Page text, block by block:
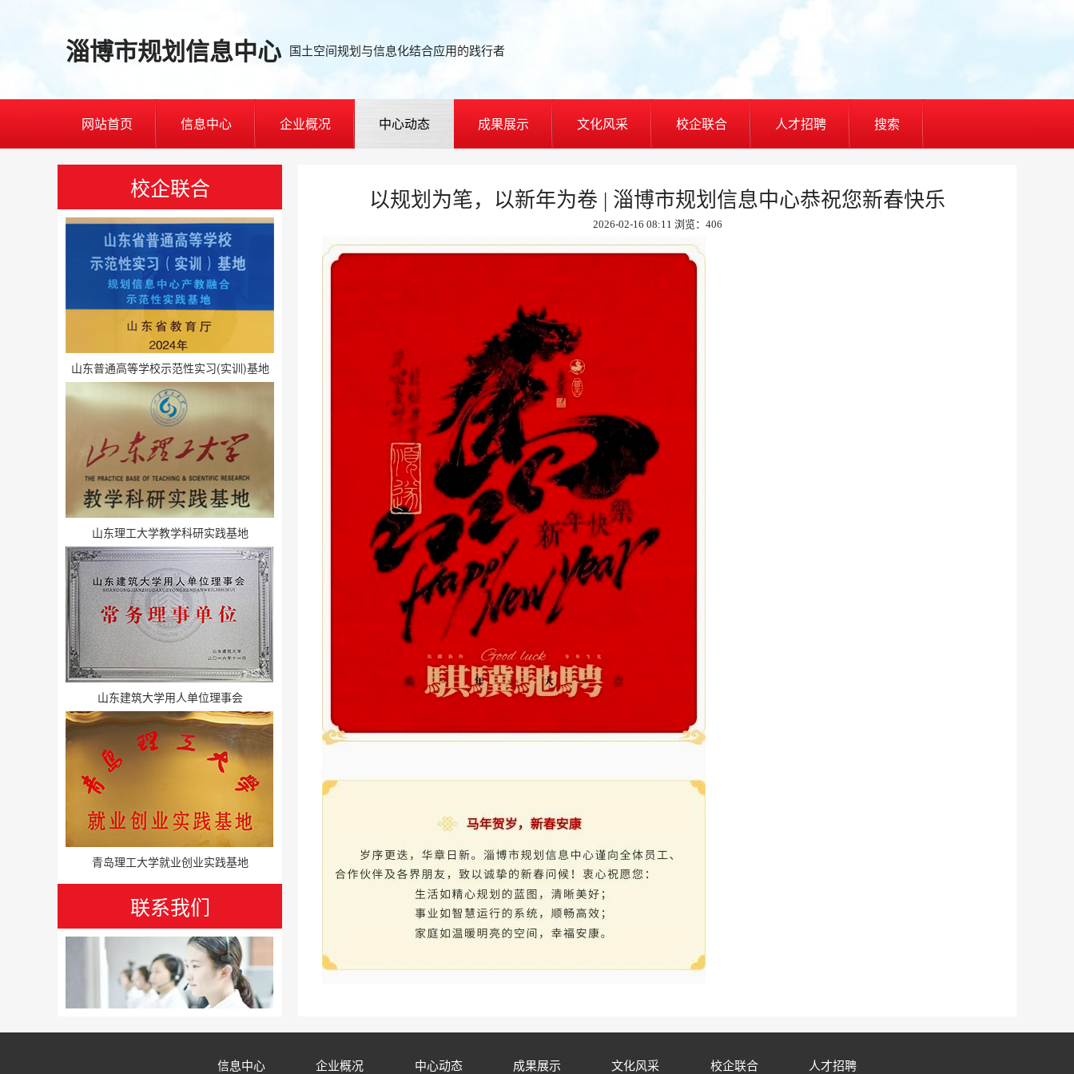
淄博市规划信息中心 国土空间规划与信息化结合应用的践行者
网站首页 信息中心 企业概况 中心动态 成果展示 文化风采 校企联合 人才招聘 搜索
校企联合
山东普通高等学校示范性实习(实训)基地
山东理工大学教学科研实践基地
山东建筑大学用人单位理事会
青岛理工大学就业创业实践基地
联系我们
以规划为笔，以新年为卷 | 淄博市规划信息中心恭祝您新春快乐
2026-02-16 08:11 浏览：406
信息中心 企业概况 中心动态 成果展示 文化风采 校企联合 人才招聘